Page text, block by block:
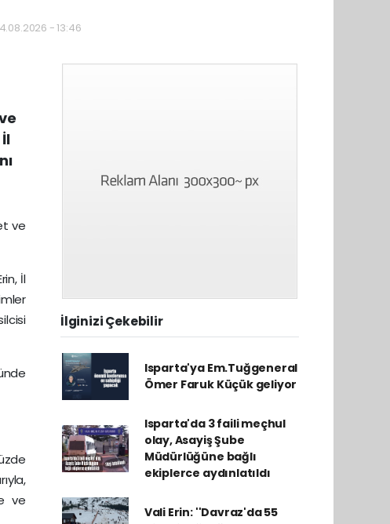
- 13:46
ve
İl
ve
İlginizi Çekebilir
Isparta'ya Em.Tuğgeneral
Ömer Faruk Küçük geliyor
Isparta'da 3 faili meçhul
olay, Asayiş Şube
Müdürlüğüne bağlı
ekiplerce aydınlatıldı
Vali Erin: ''Davraz'da 55